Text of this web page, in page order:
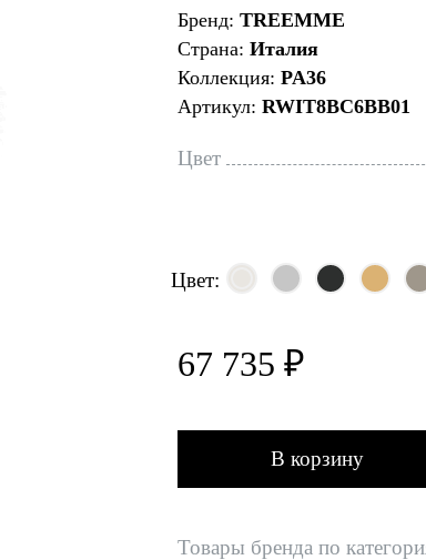
Бренд: TREEMME
Страна: Италия
Коллекция: PA36
Артикул: RWIT8BC6BB01
Цвет
Цвет:
67 735 ₽
В корзину
Товары бренда по